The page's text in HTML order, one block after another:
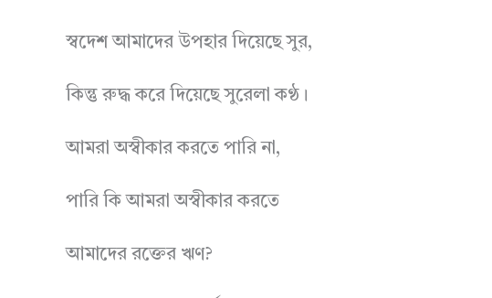
স্বদেশ আমাদের উপহার দিয়েছে সুর,
কিন্তু রুদ্ধ করে দিয়েছে সুরেলা কণ্ঠ।
আমরা অস্বীকার করতে পারি না,
পারি কি আমরা অস্বীকার করতে
আমাদের রক্তের ঋণ?